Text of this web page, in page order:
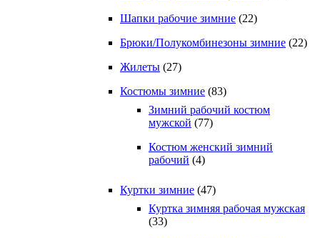
Шапки рабочие зимние (22)
Брюки/Полукомбинезоны зимние (22)
Жилеты (27)
Костюмы зимние (83)
Зимний рабочий костюм
мужской (77)
Костюм женский зимний
рабочий (4)
Куртки зимние (47)
Куртка зимняя рабочая мужская
(33)